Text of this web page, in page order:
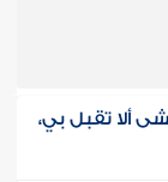
ألا تقبل بي،